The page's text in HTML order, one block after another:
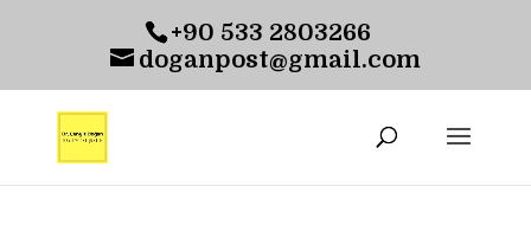
+90 533 2803266
doganpost@gmail.com